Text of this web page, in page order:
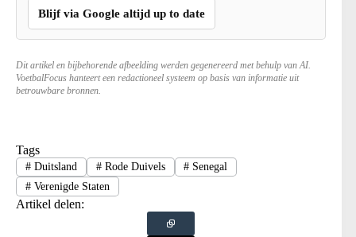
Blijf via Google altijd up to date
Dit artikel en bijbehorende afbeelding werden gegenereerd met behulp van AI.
VoetbalFocus hanteert een redactioneel systeem op basis van informatie uit
betrouwbare bronnen.
Tags
#Duitsland #Rode Duivels # Senegal
#Verenigde Staten
Artikel delen: